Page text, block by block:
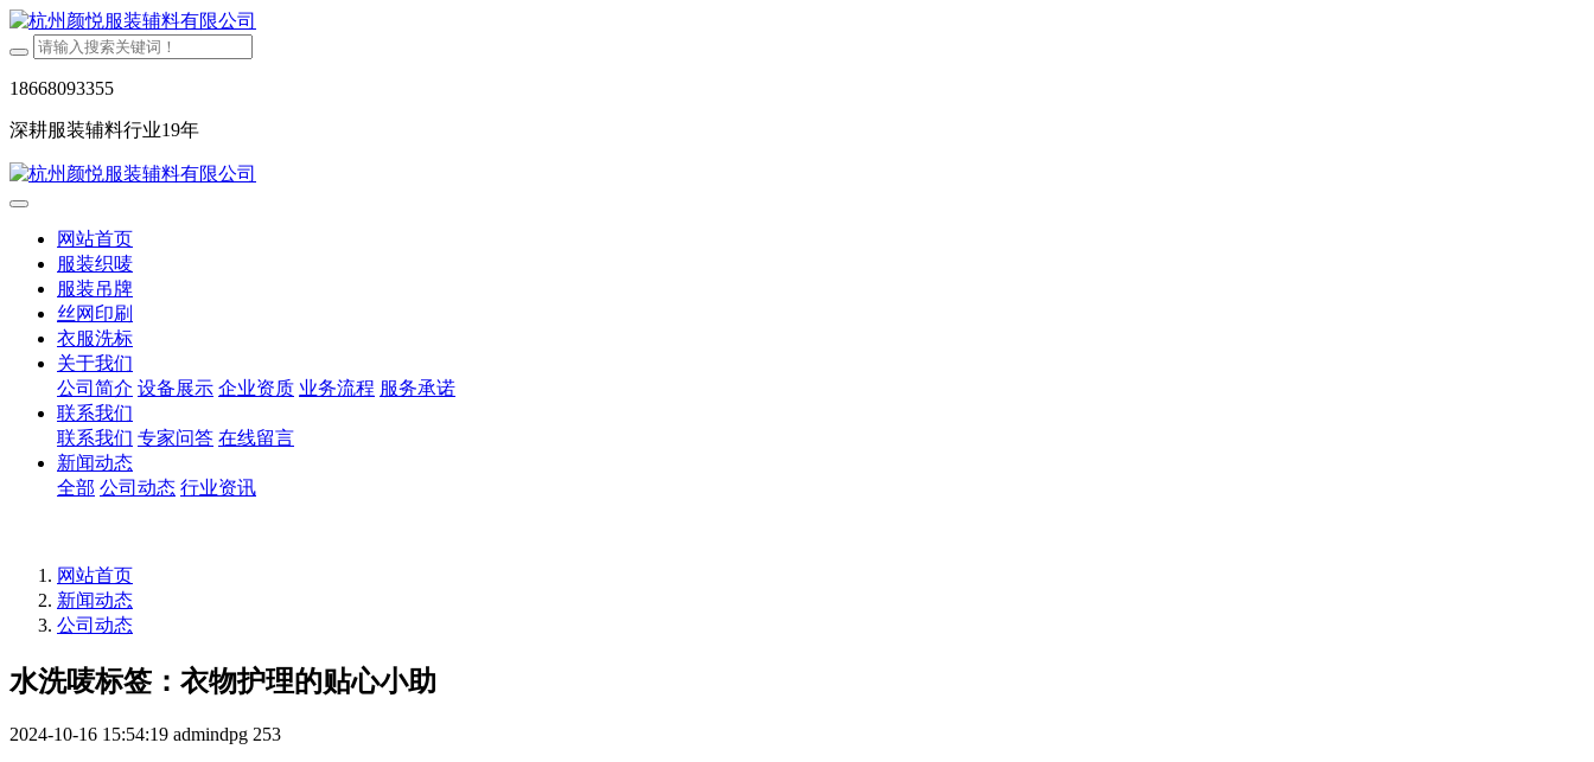
18668093355
深耕服装辅料行业19年
网站首页
服装织唛
服装吊牌
丝网印刷
衣服洗标
关于我们
公司简介 设备展示 企业资质 业务流程 服务承诺
联系我们
联系我们 专家问答 在线留言
新闻动态
全部 公司动态 行业资讯
网站首页
新闻动态
公司动态
水洗唛标签：衣物护理的贴心小助
2024-10-16 15:54:19 admindpg 253